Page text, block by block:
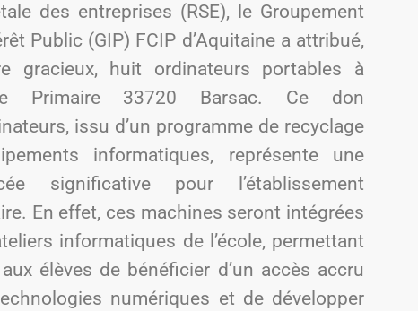
des entreprises (RSE), le Groupement
Public (GIP) FCIP d’Aquitaine a attribué,
gracieux, huit ordinateurs portables à
Primaire 33720 Barsac. Ce don
issu d’un programme de recyclage
informatiques, représente une
significative pour l’établissement
En effet, ces machines seront intégrées
informatiques de l’école, permettant
élèves de bénéficier d’un accès accru
numériques et de développer